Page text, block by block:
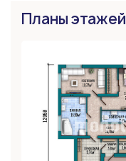
Планы этажей